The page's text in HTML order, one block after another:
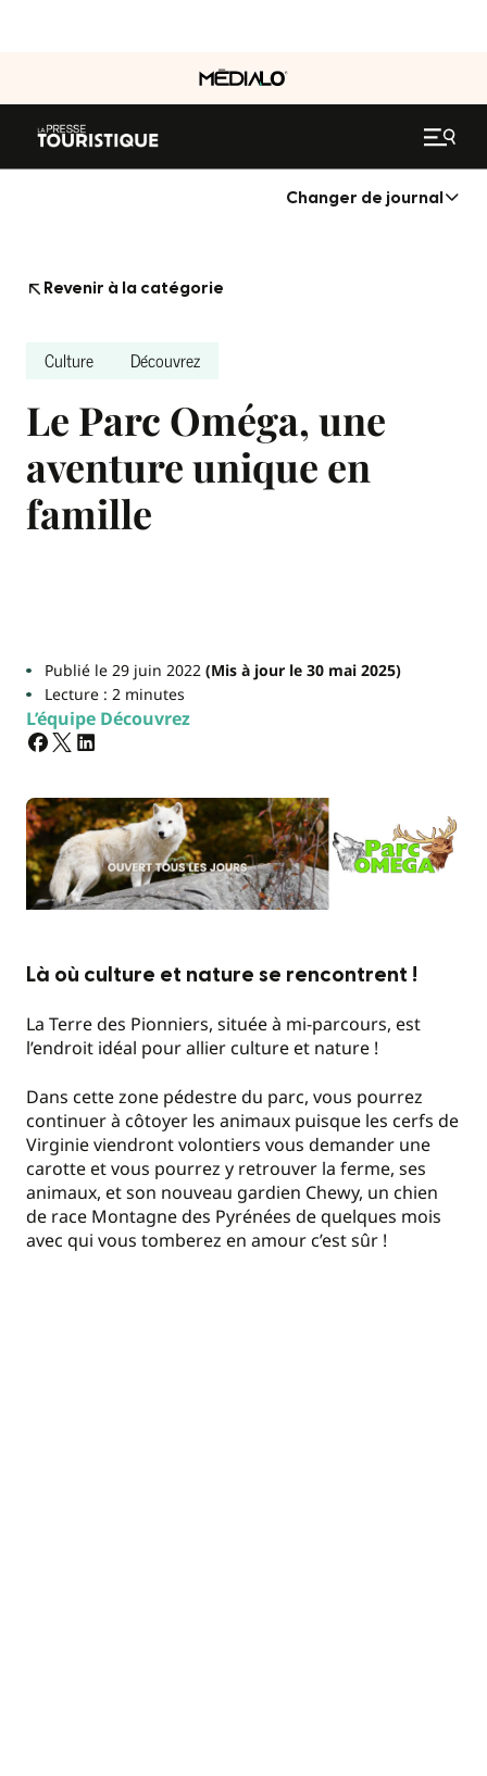
Changer de journal
Revenir à la catégorie
Culture Découvrez
Le Parc Oméga, une
aventure unique en
famille
Publié le 29 juin 2022(Mis à jour le 30 mai 2025)
Lecture : 2 minutes
L’équipe Découvrez
Là où culture et nature se rencontrent !
La Terre des Pionniers, située à mi-parcours, est
l’endroit idéal pour allier culture et nature !
Dans cette zone pédestre du parc, vous pourrez
continuer à côtoyer les animaux puisque les cerfs de
Virginie viendront volontiers vous demander une
carotte et vous pourrez y retrouver la ferme, ses
animaux, et son nouveau gardien Chewy, un chien
de race Montagne des Pyrénées de quelques mois
avec qui vous tomberez en amour c’est sûr !